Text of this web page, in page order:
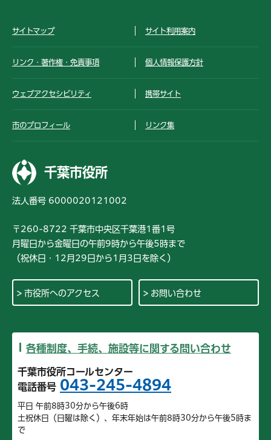
サイトマップ サイト利用案内
リンク・著作権・免責事項 個人情報保護方針
ウェブアクセシビリティ 携帯サイト
市のプロフィール リンク集
千葉市役所
法人番号 6000020121002
〒260-8722 千葉市中央区千葉港1番1号
月曜日から金曜日の午前9時から午後5時まで
（祝休日・12月29日から1月3日を除く）
市役所へのアクセス お問い合わせ
各種制度、手続、施設等に関する問い合わせ
千葉市役所コールセンター
電話番号 043-245-4894
平日 午前8時30分から午後6時
土祝休日（日曜は除く）、年末年始は午前8時30分から午後5時ま
で